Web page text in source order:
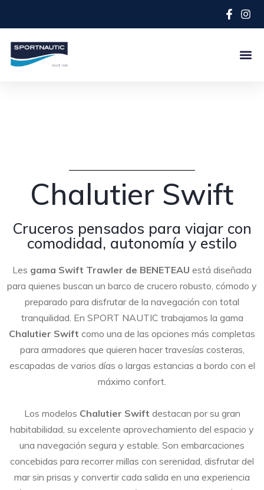
Chalutier Swift
Cruceros pensados para viajar con
comodidad, autonomía y estilo
Les gama Swift Trawler de BENETEAU está diseñada
para quienes buscan un barco de crucero robusto, cómodo y
preparado para disfrutar de la navegación con total
tranquilidad. En SPORT NAUTIC trabajamos la gama
Chalutier Swift como una de las opciones más completas
para armadores que quieren hacer travesías costeras,
escapadas de varios días o largas estancias a bordo con el
máximo confort.
Los modelos Chalutier Swift destacan por su gran
habitabilidad, su excelente aprovechamiento del espacio y
una navegación segura y estable. Son embarcaciones
concebidas para recorrer millas con serenidad, disfrutar del
mar sin prisas y convertir cada salida en una experiencia